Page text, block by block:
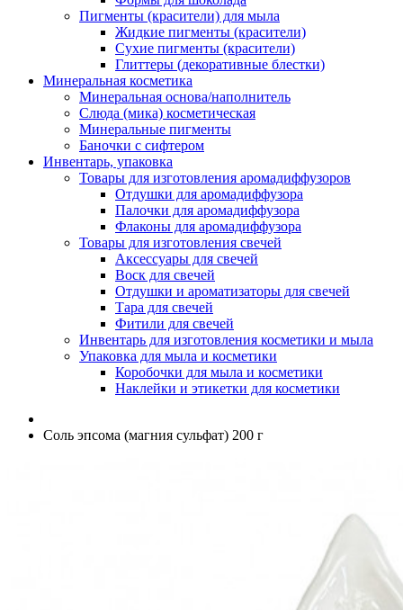
Пигменты (красители) для мыла
Жидкие пигменты (красители)
Сухие пигменты (красители)
Глиттеры (декоративные блестки)
Минеральная косметика
Минеральная основа/наполнитель
Слюда (мика) косметическая
Минеральные пигменты
Баночки с сифтером
Инвентарь, упаковка
Товары для изготовления аромадиффузоров
Отдушки для аромадиффузора
Палочки для аромадиффузора
Флаконы для аромадиффузора
Товары для изготовления свечей
Аксессуары для свечей
Воск для свечей
Отдушки и ароматизаторы для свечей
Тара для свечей
Фитили для свечей
Инвентарь для изготовления косметики и мыла
Упаковка для мыла и косметики
Коробочки для мыла и косметики
Наклейки и этикетки для косметики
Соль эпсома (магния сульфат) 200 г